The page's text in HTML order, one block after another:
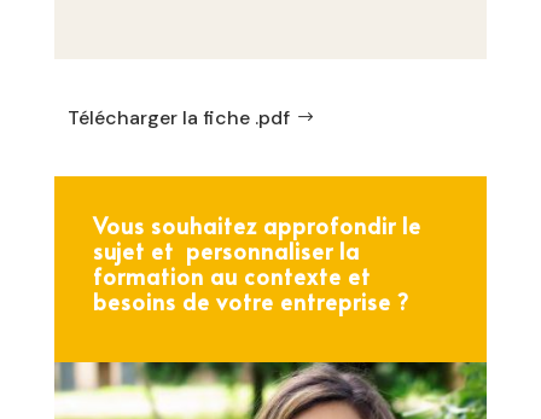
Télécharger la fiche .pdf
Vous souhaitez approfondir le
sujet et personnaliser la
formation au contexte et
besoins de votre entreprise ?